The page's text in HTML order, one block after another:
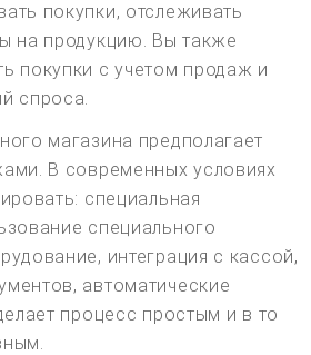
покупки, отслеживать
на продукцию. Вы также
покупки с учетом продаж и
спроса.
магазина предполагает
В современных условиях
специальная
специального
интеграция с кассой,
автоматические
процесс простым и в то